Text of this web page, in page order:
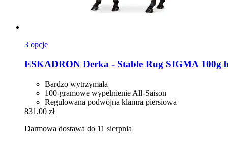
3 opcje
ESKADRON Derka -​ Stable Rug SIGMA 100g
Bardzo wytrzymała
100-gramowe wypełnienie All-Saison
Regulowana podwójna klamra piersiowa
831,00 zł
Darmowa dostawa do 11 sierpnia